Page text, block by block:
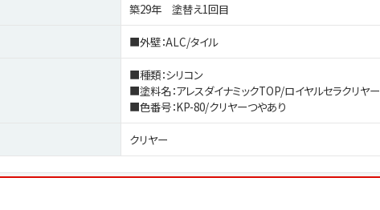
築29年 塗替え1回目
■外壁：ALC/タイル
■種類：シリコン
■塗料名：アレスダイナミックTOP/ロイヤルセラクリヤー
■色番号：KP-80/クリヤーつやあり
クリヤー